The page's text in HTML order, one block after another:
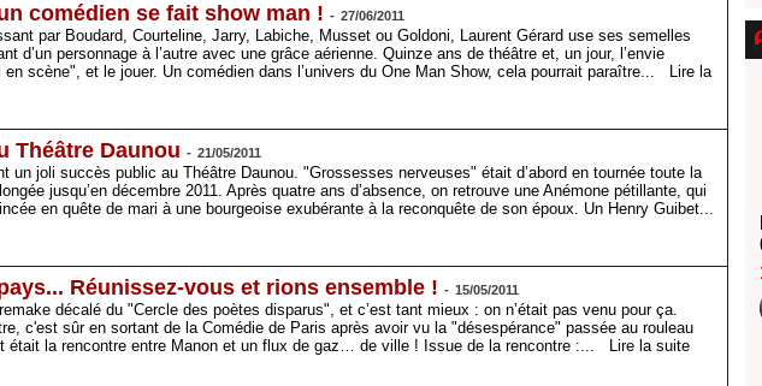
comédien se fait show man ! - 27/06/2011
par Boudard, Courteline, Jarry, Labiche, Musset ou Goldoni, Laurent Gérard use ses semelles
d’un personnage à l’autre avec une grâce aérienne. Quinze ans de théâtre et, un jour, l’envie
scène", et le jouer. Un comédien dans l’univers du One Man Show, cela pourrait paraître...
Lire la
Théâtre Daunou - 21/05/2011
un joli succès public au Théâtre Daunou. "Grossesses nerveuses" était d’abord en tournée toute la
jusqu’en décembre 2011. Après quatre ans d’absence, on retrouve une Anémone pétillante, qui
en quête de mari à une bourgeoise exubérante à la reconquête de son époux. Un Henry Guibet...
Réunissez-vous et rions ensemble ! - 15/05/2011
décalé du "Cercle des poètes disparus", et c’est tant mieux : on n’était pas venu pour ça.
c'est sûr en sortant de la Comédie de Paris après avoir vu la "désespérance" passée au rouleau
était la rencontre entre Manon et un flux de gaz… de ville ! Issue de la rencontre :...
Lire la suite